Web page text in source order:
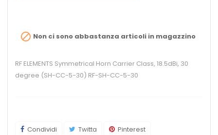
 Non ci sono abbastanza articoli in magazzino
RF ELEMENTS Symmetrical Horn Carrier Class, 18.5dBi, 30
degree (SH-CC-5-30) RF-SH-CC-5-30
Condividi Twitta Pinterest